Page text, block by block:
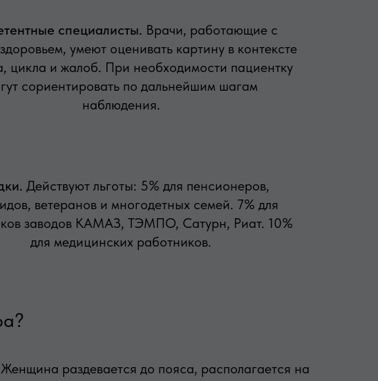
специалисты. Врачи, работающие с
умеют оценивать картину в контексте
цикла и жалоб. При необходимости пациентку
сориентировать по дальнейшим шагам
наблюдения.
Действуют льготы: 5% для пенсионеров,
ветеранов и многодетных семей. 7% для
заводов КАМАЗ, ТЭМПО, Сатурн, Риат. 10%
для медицинских работников.
раздевается до пояса, располагается на